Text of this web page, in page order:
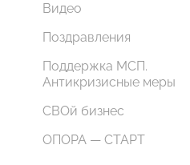
Видео
Поздравления
Поддержка МСП.
Антикризисные меры
СВОй бизнес
ОПОРА — СТАРТ